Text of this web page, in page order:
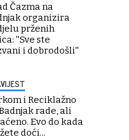
Čazma na
organizira
prženih
''Sve ste
i dobrodošli''
i Reciklažno
rade, ali
Evo do kada
doći...